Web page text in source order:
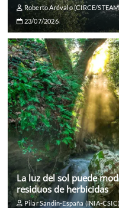
Roberto Arévalo (CIRCE/
23/07/2026
La luz del sol puede
residuos de herbicidas
Pilar Sandin-España (INIA-CSIC)